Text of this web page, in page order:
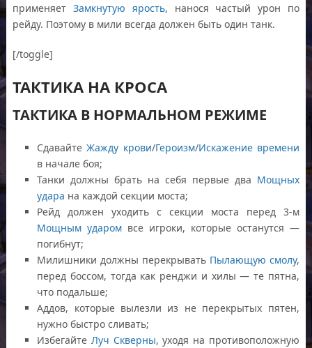
применяетЗамкнутую ярость, нанося частый урон по
рейду. Поэтому в мили всегда должен быть один танк.
[/toggle]
ТАКТИКА НА КРОСА
ТАКТИКА В НОРМАЛЬНОМ РЕЖИМЕ
СдавайтеЖажду крови/Героизм/Искажение времени
в начале боя;
Танки должны брать на себя первые два Мощных
удара на каждой секции моста;
Рейд должен уходить с секции моста перед 3-м
Мощным ударом все игроки, которые останутся —
погибнут;
Милишники должны перекрывать Пылающую смолу,
перед боссом, тогда как ренджи и хилы — те пятна,
что подальше;
Аддов, которые вылезли из не перекрытых пятен,
нужно быстро сливать;
ИзбегайтеЛуч Скверны, уходя на противоположную